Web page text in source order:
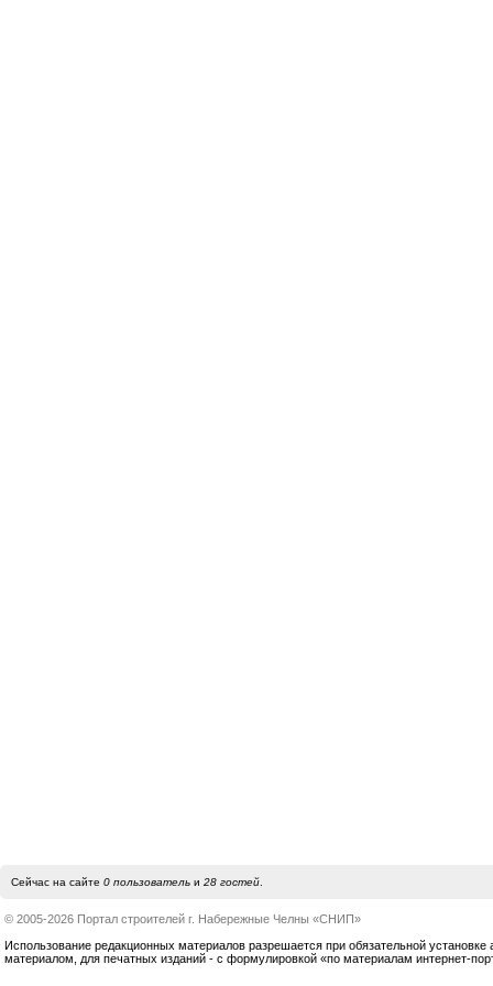
Сейчас на сайте 0 пользовательи 28 гостей.
© 2005-2026 Портал строителей г. Набережные Челны «СНИП»
Использование редакционных материалов разрешается при обязательной установке
материалом, для печатных изданий - с формулировкой «по материалам интернет-